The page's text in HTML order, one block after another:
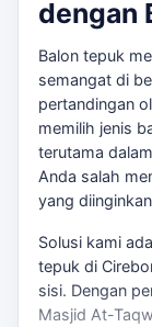
dengan
Balon tepuk
semangat di
pertandingan
memilih jenis
terutama
Anda salah
yang
Solusi kami
tepuk di
sisi. Dengan
Masjid At-